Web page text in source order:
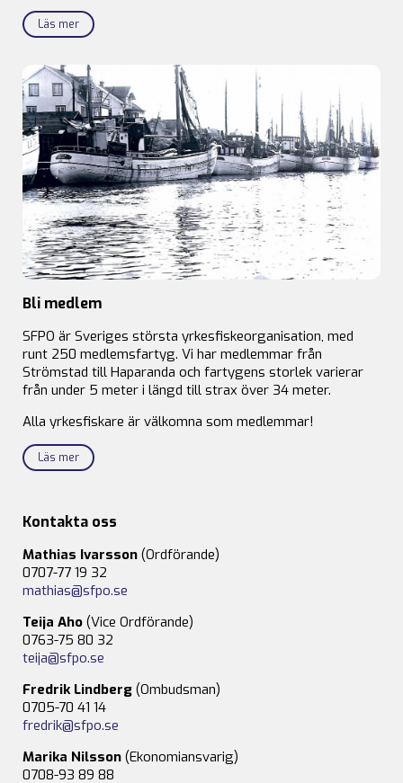
Läs mer
Bli medlem
SFPO är Sveriges största yrkesfiskeorganisation, med
runt 250 medlemsfartyg. Vi har medlemmar från
Strömstad till Haparanda och fartygens storlek varierar
från under 5 meter i längd till strax över 34 meter.
Alla yrkesfiskare är välkomna som medlemmar!
Läs mer
Kontakta oss
Mathias Ivarsson (Ordförande)
0707-77 19 32
mathias@sfpo.se
Teija Aho (Vice Ordförande)
0763-75 80 32
teija@sfpo.se
Fredrik Lindberg (Ombudsman)
0705-70 41 14
fredrik@sfpo.se
Marika Nilsson (Ekonomiansvarig)
0708-93 89 88